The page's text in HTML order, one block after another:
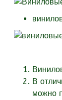
В
можно